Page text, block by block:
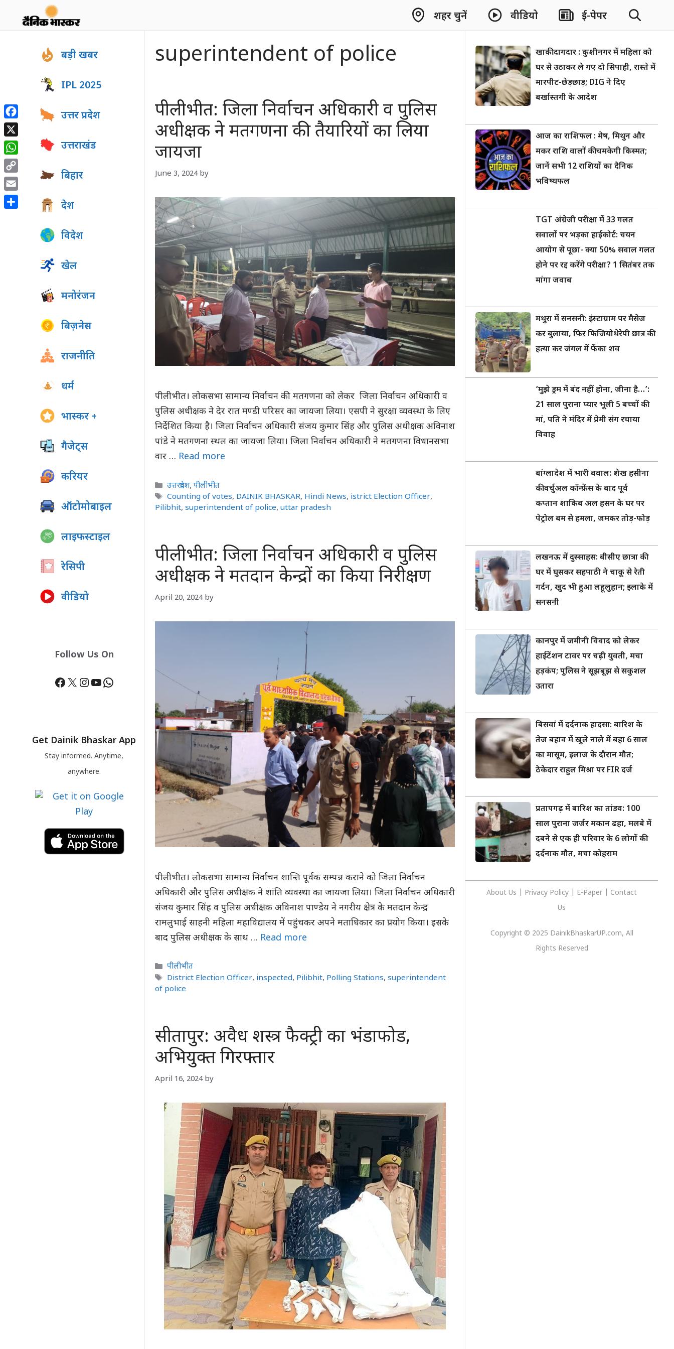
शहर चुनें वीडियो ई-पेपर
superintendent of police
पीलीभीत: जिला निर्वाचन अधिकारी व पुलिस
अधीक्षक ने मतगणना की तैयारियों का लिया
जायजा
June 3, 2024 by
पीलीभीत। लोकसभा सामान्य निर्वाचन की मतगणना को लेकर जिला निर्वाचन अधिकारी व
पुलिस अधीक्षक ने देर रात मण्डी परिसर का जायजा लिया। एसपी ने सुरक्षा व्यवस्था के लिए
निर्देशित किया है। जिला निर्वाचन अधिकारी संजय कुमार सिंह और पुलिस अधीक्षक अविनाश
पांडे ने मतगणना स्थल का जायजा लिया। जिला निर्वाचन अधिकारी ने मतगणना विधानसभा
वार … Read more
Categories
उत्तरप्रदेश,पीलीभीत
Tags
Counting of votes, DAINIK BHASKAR, Hindi News, istrict Election Officer,
Pilibhit, superintendent of police, uttar pradesh
पीलीभीत: जिला निर्वाचन अधिकारी व पुलिस
अधीक्षक ने मतदान केन्द्रों का किया निरीक्षण
April 20, 2024 by
पीलीभीत। लोकसभा सामान्य निर्वाचन शान्ति पूर्वक सम्पन्न कराने को जिला निर्वाचन
अधिकारी और पुलिस अधीक्षक ने शांति व्यवस्था का जायजा लिया। जिला निर्वाचन अधिकारी
संजय कुमार सिंह व पुलिस अधीक्षक अविनाश पाण्डेय ने नगरीय क्षेत्र के मतदान केन्द्र
रामलुभाई साहनी महिला महाविद्यालय में पहुंचकर अपने मताधिकार का प्रयोग किया। इसके
बाद पुलिस अधीक्षक के साथ … Read more
Categories
पीलीभीत
Tags
District Election Officer, inspected, Pilibhit, Polling Stations,superintendent
of police
सीतापुर: अवैध शस्त्र फैक्ट्री का भंडाफोड,
अभियुक्त गिरफ्तार
April 16, 2024 by
बड़ी खबर
IPL 2025
उत्तर प्रदेश
उत्तराखंड
बिहार
देश
विदेश
खेल
मनोरंजन
बिज़नेस
राजनीति
धर्म
भास्कर +
गैजेट्स
करियर
ऑटोमोबाइल
लाइफस्टाइल
रेसिपी
वीडियो
Follow Us On
Facebook
X Instagram
YouTube
WhatsApp
Get Dainik Bhaskar App
Stay informed. Anytime,
anywhere.
खाकी दागदार : कुशीनगर में महिला को
घर से उठाकर ले गए दो सिपाही, रास्ते में
मारपीट-छेड़छाड़; DIG ने दिए
बर्खास्तगी के आदेश
आज का राशिफल : मेष, मिथुन और
मकर राशि वालों की चमकेगी किस्मत;
जानें सभी 12 राशियों का दैनिक
भविष्यफल
TGT अंग्रेजी परीक्षा में 33 गलत
सवालों पर भड़का हाईकोर्ट: चयन
आयोग से पूछा- क्या 50% सवाल गलत
होने पर रद्द करेंगे परीक्षा? 1 सितंबर तक
मांगा जवाब
मथुरा में सनसनी: इंस्टाग्राम पर मैसेज
कर बुलाया, फिर फिजियोथेरेपी छात्र की
हत्या कर जंगल में फेंका शव
‘मुझे ड्रम में बंद नहीं होना, जीना है…’:
21 साल पुराना प्यार भूली 5 बच्चों की
मां, पति ने मंदिर में प्रेमी संग रचाया
विवाह
बांग्लादेश में भारी बवाल: शेख हसीना
की वर्चुअल कॉन्फ्रेंस के बाद पूर्व
कप्तान शाकिब अल हसन के घर पर
पेट्रोल बम से हमला, जमकर तोड़-फोड़
लखनऊ में दुस्साहस: बीसीए छात्रा की
घर में घुसकर सहपाठी ने चाकू से रेती
गर्दन, खुद भी हुआ लहूलुहान; इलाके में
सनसनी
कानपुर में जमीनी विवाद को लेकर
हाईटेंशन टावर पर चढ़ी युवती, मचा
हड़कंप; पुलिस ने सूझबूझ से सकुशल
उतारा
बिसवां में दर्दनाक हादसा: बारिश के
तेज बहाव में खुले नाले में बहा 6 साल
का मासूम, इलाज के दौरान मौत;
ठेकेदार राहुल मिश्रा पर FIR दर्ज
प्रतापगढ़ में बारिश का तांडव: 100
साल पुराना जर्जर मकान ढहा, मलबे में
दबने से एक ही परिवार के 6 लोगों की
दर्दनाक मौत, मचा कोहराम
About Us Privacy Policy E-Paper
Contact
Us
Copyright © 2025 DainikBhaskarUP.com, All
Rights Reserved
Facebook
X
WhatsApp
Copy
Link
Email